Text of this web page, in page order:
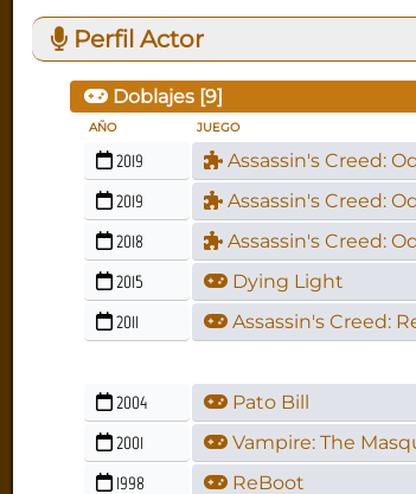
Perfil Actor
Doblajes [9]
AÑO JUEGO
2019 Assassin's Creed:
2019 Assassin's Creed:
2018 Assassin's Creed:
2015 Dying Light
2011 Assassin's Creed:
2004 Pato Bill
2001 Vampire: The
1998 ReBoot